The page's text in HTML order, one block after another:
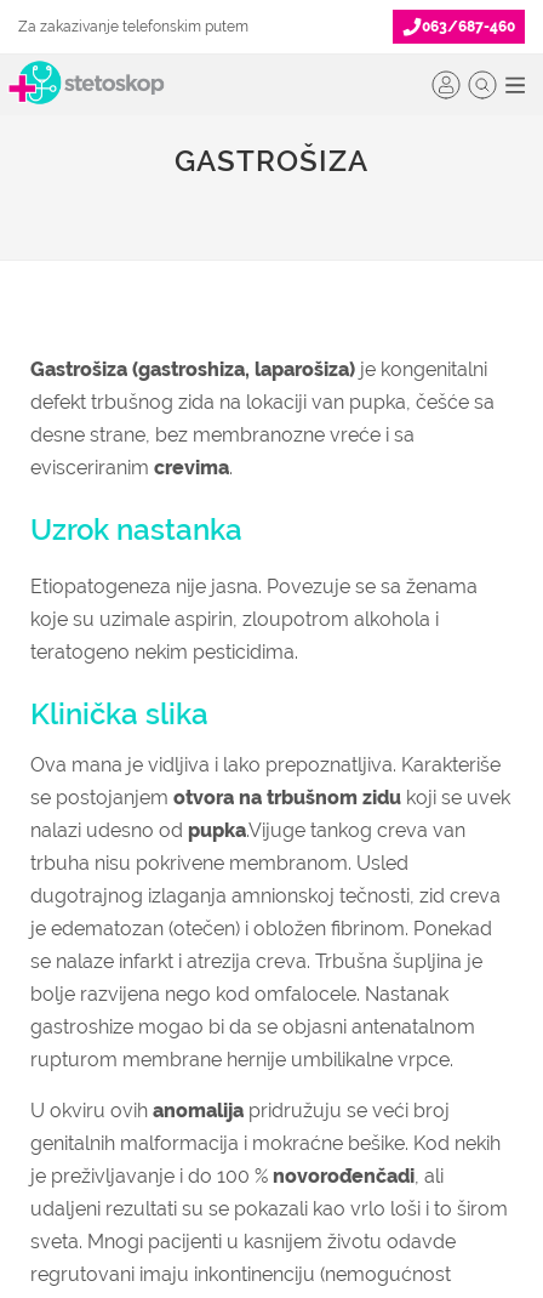
Za zakazivanje telefonskim putem 063/687-460
GASTROŠIZA
Gastrošiza (gastroshiza, laparošiza) je kongenitalni
defekt trbušnog zida na lokaciji van pupka, češće sa
desne strane, bez membranozne vreće i sa
evisceriranim crevima.
Uzrok nastanka
Etiopatogeneza nije jasna. Povezuje se sa ženama
koje su uzimale aspirin, zloupotrom alkohola i
teratogeno nekim pesticidima.
Klinička slika
Ova mana je vidljiva i lako prepoznatljiva. Karakteriše
se postojanjem otvora na trbušnom zidu koji se uvek
nalazi udesno od pupka.Vijuge tankog creva van
trbuha nisu pokrivene membranom. Usled
dugotrajnog izlaganja amnionskoj tečnosti, zid creva
je edematozan (otečen) i obložen fibrinom. Ponekad
se nalaze infarkt i atrezija creva. Trbušna šupljina je
bolje razvijena nego kod omfalocele. Nastanak
gastroshize mogao bi da se objasni antenatalnom
rupturom membrane hernije umbilikalne vrpce.
U okviru ovih anomalija pridružuju se veći broj
genitalnih malformacija i mokraćne bešike. Kod nekih
je preživljavanje i do 100 % novorođenčadi, ali
udaljeni rezultati su se pokazali kao vrlo loši i to širom
sveta. Mnogi pacijenti u kasnijem životu odavde
regrutovani imaju inkontinenciju (nemogućnost